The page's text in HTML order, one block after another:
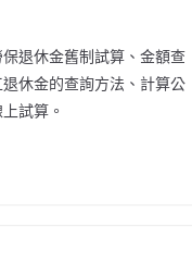
退休金舊制試算、金額查
休金的查詢方法、計算公
試算。